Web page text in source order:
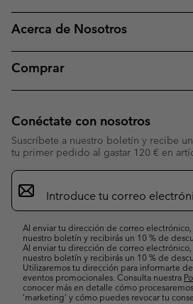
Acerca de Nosotros
Comprar
Conéctate con nosotros
Suscríbete a nuestro boletín y recibe
tu primer pedido al gastar 120 € en
Suscripción
de
correo
Al enviar tu dirección de correo
nuestro boletín y recibirás un 10 % de
Al enviar tu dirección de correo
nuestro boletín y recibirás un 10 % de
Utilizaremos tu dirección para informarte
eventos promocionales. Consulta nuestra
conocer más en detalle cómo
’marketing’ y cómo puedes revocar tu